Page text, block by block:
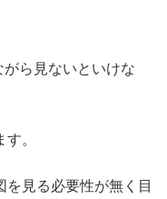
ら見ないといけな
。
見る必要性が無く目